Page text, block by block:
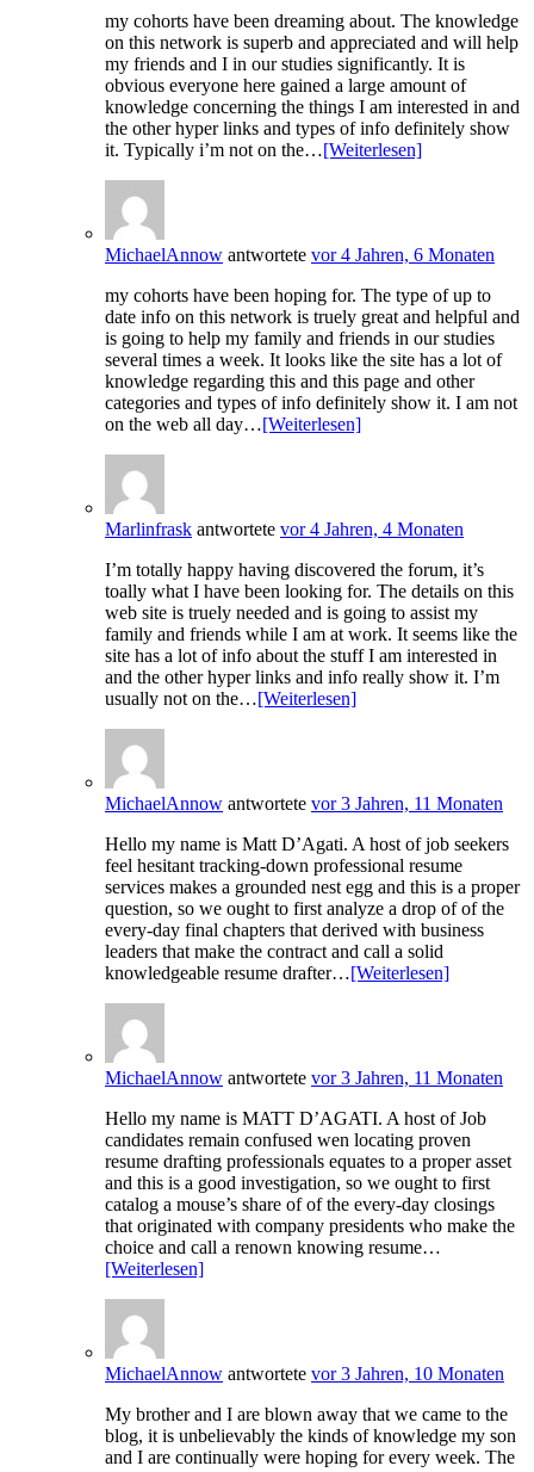
my cohorts have been dreaming about. The knowledge
on this network is superb and appreciated and will help
my friends and I in our studies significantly. It is
obvious everyone here gained a large amount of
knowledge concerning the things I am interested in and
the other hyper links and types of info definitely show
it. Typically i’m not on the…[Weiterlesen]
MichaelAnnow antwortete vor 4 Jahren, 6 Monaten
my cohorts have been hoping for. The type of up to
date info on this network is truely great and helpful and
is going to help my family and friends in our studies
several times a week. It looks like the site has a lot of
knowledge regarding this and this page and other
categories and types of info definitely show it. I am not
on the web all day…[Weiterlesen]
Marlinfrask antwortete vor 4 Jahren, 4 Monaten
I’m totally happy having discovered the forum, it’s
toally what I have been looking for. The details on this
web site is truely needed and is going to assist my
family and friends while I am at work. It seems like the
site has a lot of info about the stuff I am interested in
and the other hyper links and info really show it. I’m
usually not on the…[Weiterlesen]
MichaelAnnow antwortete vor 3 Jahren, 11 Monaten
Hello my name is Matt D’Agati. A host of job seekers
feel hesitant tracking-down professional resume
services makes a grounded nest egg and this is a proper
question, so we ought to first analyze a drop of of the
every-day final chapters that derived with business
leaders that make the contract and call a solid
knowledgeable resume drafter…[Weiterlesen]
MichaelAnnow antwortete vor 3 Jahren, 11 Monaten
Hello my name is MATT D’AGATI. A host of Job
candidates remain confused wen locating proven
resume drafting professionals equates to a proper asset
and this is a good investigation, so we ought to first
catalog a mouse’s share of of the every-day closings
that originated with company presidents who make the
choice and call a renown knowing resume…
[Weiterlesen]
MichaelAnnow antwortete vor 3 Jahren, 10 Monaten
My brother and I are blown away that we came to the
blog, it is unbelievably the kinds of knowledge my son
and I are continually were hoping for every week. The